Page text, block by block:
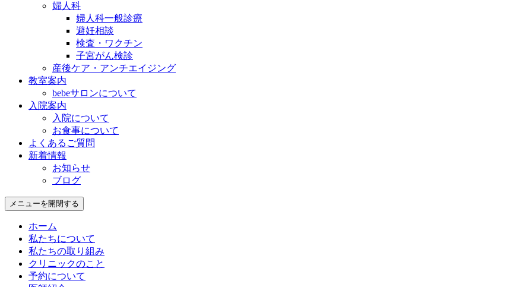
婦人科
婦人科一般診療
避妊相談
検査・ワクチン
子宮がん検診
産後ケア・アンチエイジング
教室案内
bebeサロンについて
入院案内
入院について
お食事について
よくあるご質問
新着情報
お知らせ
ブログ
メニューを開閉する
ホーム
私たちについて
私たちの取り組み
クリニックのこと
予約について